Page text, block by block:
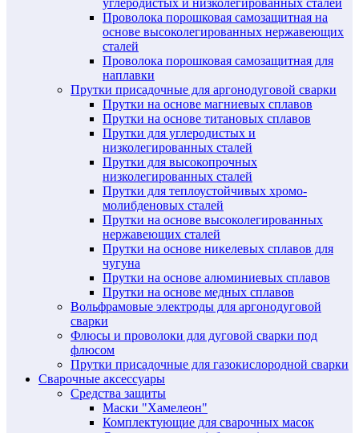
Проволока порошковая самозащитная на
основе высоколегированных нержавеющих
сталей
Проволока порошковая самозащитная для
наплавки
Прутки присадочные для аргонодуговой сварки
Прутки на основе магниевых сплавов
Прутки на основе титановых сплавов
Прутки для углеродистых и
низколегированных сталей
Прутки для высокопрочных
низколегированных сталей
Прутки для теплоустойчивых хромо-
молибденовых сталей
Прутки на основе высоколегированных
нержавеющих сталей
Прутки на основе никелевых сплавов для
чугуна
Прутки на основе алюминиевых сплавов
Прутки на основе медных сплавов
Вольфрамовые электроды для аргонодуговой
сварки
Флюсы и проволоки для дуговой сварки под
флюсом
Прутки присадочные для газокислородной сварки
Сварочные аксессуары
Средства защиты
Маски "Хамелеон"
Комплектующие для сварочных масок